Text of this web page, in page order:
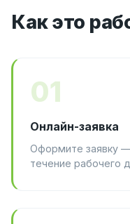
Как это
01
Онлайн-заявка
Оформите заявку
течение рабочего